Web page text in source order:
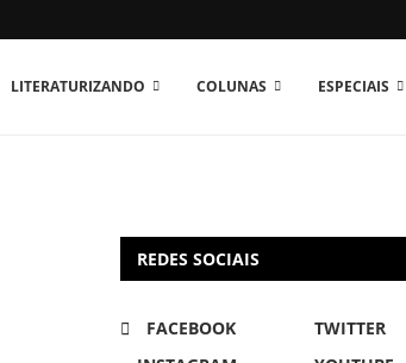
LITERATURIZANDO COLUNAS ESPECIAIS
REDES SOCIAIS
FACEBOOK
TWITTER